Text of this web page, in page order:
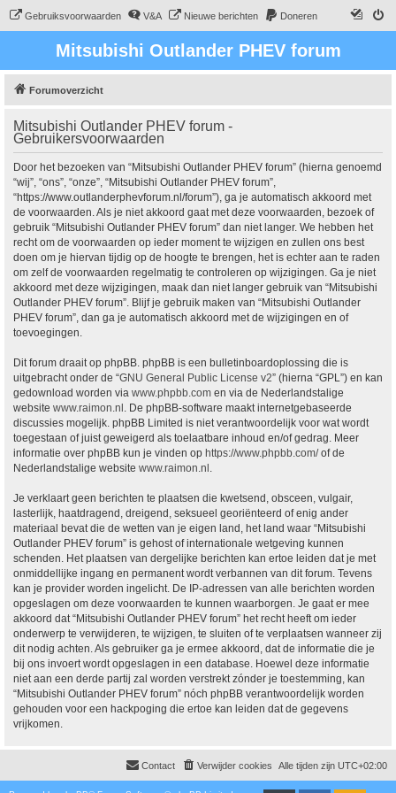
Gebruiksvoorwaarden V&A Nieuwe berichten Doneren
Mitsubishi Outlander PHEV forum
Forumoverzicht
Mitsubishi Outlander PHEV forum -
Gebruikersvoorwaarden
Door het bezoeken van “Mitsubishi Outlander PHEV forum” (hierna genoemd
“wij”, “ons”, “onze”, “Mitsubishi Outlander PHEV forum”,
“https://www.outlanderphevforum.nl/forum”), ga je automatisch akkoord met
de voorwaarden. Als je niet akkoord gaat met deze voorwaarden, bezoek of
gebruik “Mitsubishi Outlander PHEV forum” dan niet langer. We hebben het
recht om de voorwaarden op ieder moment te wijzigen en zullen ons best
doen om je hiervan tijdig op de hoogte te brengen, het is echter aan te raden
om zelf de voorwaarden regelmatig te controleren op wijzigingen. Ga je niet
akkoord met deze wijzigingen, maak dan niet langer gebruik van “Mitsubishi
Outlander PHEV forum”. Blijf je gebruik maken van “Mitsubishi Outlander
PHEV forum”, dan ga je automatisch akkoord met de wijzigingen en of
toevoegingen.
Dit forum draait op phpBB. phpBB is een bulletinboardoplossing die is
uitgebracht onder de “GNU General Public License v2” (hierna “GPL”) en kan
gedownload worden via www.phpbb.com en via de Nederlandstalige
website www.raimon.nl . De phpBB-software maakt internetgebaseerde
discussies mogelijk. phpBB Limited is niet verantwoordelijk voor wat wordt
toegestaan of juist geweigerd als toelaatbare inhoud en/of gedrag. Meer
informatie over phpBB kun je vinden op https://www.phpbb.com/of de
Nederlandstalige website www.raimon.nl .
Je verklaart geen berichten te plaatsen die kwetsend, obsceen, vulgair,
lasterlijk, haatdragend, dreigend, seksueel georiënteerd of enig ander
materiaal bevat die de wetten van je eigen land, het land waar “Mitsubishi
Outlander PHEV forum” is gehost of internationale wetgeving kunnen
schenden. Het plaatsen van dergelijke berichten kan ertoe leiden dat je met
onmiddellijke ingang en permanent wordt verbannen van dit forum. Tevens
kan je provider worden ingelicht. De IP-adressen van alle berichten worden
opgeslagen om deze voorwaarden te kunnen waarborgen. Je gaat er mee
akkoord dat “Mitsubishi Outlander PHEV forum” het recht heeft om ieder
onderwerp te verwijderen, te wijzigen, te sluiten of te verplaatsen wanneer zij
dit nodig achten. Als gebruiker ga je ermee akkoord, dat de informatie die je
bij ons invoert wordt opgeslagen in een database. Hoewel deze informatie
niet aan een derde partij zal worden verstrekt zónder je toestemming, kan
“Mitsubishi Outlander PHEV forum” nóch phpBB verantwoordelijk worden
gehouden voor een hackpoging die ertoe kan leiden dat de gegevens
vrijkomen.
Alle tijden zijn UTC+02:00
Verwijder cookies
Contact